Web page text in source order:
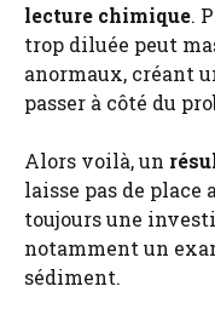
lecture chimique.
trop diluée peut
anormaux, créant
passer à côté du
Alors voilà, un
laisse pas de place
toujours une
notamment un
sédiment.